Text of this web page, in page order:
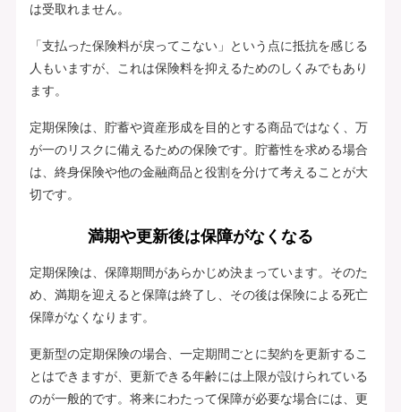
は受取れません。
「支払った保険料が戻ってこない」という点に抵抗を感じる
人もいますが、これは保険料を抑えるためのしくみでもあり
ます。
定期保険は、貯蓄や資産形成を目的とする商品ではなく、万
が一のリスクに備えるための保険です。貯蓄性を求める場合
は、終身保険や他の金融商品と役割を分けて考えることが大
切です。
満期や更新後は保障がなくなる
定期保険は、保障期間があらかじめ決まっています。そのた
め、満期を迎えると保障は終了し、その後は保険による死亡
保障がなくなります。
更新型の定期保険の場合、一定期間ごとに契約を更新するこ
とはできますが、更新できる年齢には上限が設けられている
のが一般的です。将来にわたって保障が必要な場合には、更